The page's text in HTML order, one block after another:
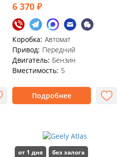
6 370 ₽
Коробка: Автомат
Привод: Передний
Двигатель: Бензин
Вместимость: 5
Подробнее
от 1 дня без залога